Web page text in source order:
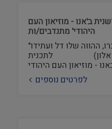
ב'אנו - מוזיאון העם
היהודי' מתנדבים/ות
"עם שאינו יודע את עברו, ההווה שלו דל ועתידו
אלון) לתכנית
לפרטים נוספים